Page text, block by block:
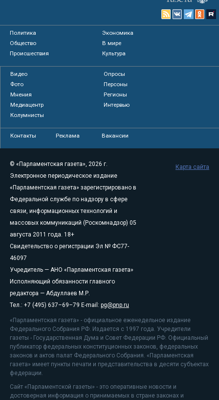
Политика
Экономика
Общество
В мире
Происшествия
Культура
Видео
Опросы
Фото
Персоны
Мнения
Регионы
Медиацентр
Интервью
Колумнисты
Контакты Реклама Вакансии
© «Парламентская газета», 2026 г.
Электронное периодическое издание
«Парламентская газета» зарегистрировано в
Федеральной службе по надзору в сфере
связи, информационных технологий и
массовых коммуникаций (Роскомнадзор) 05
августа 2011 года. 18+
Свидетельство о регистрации Эл № ФС77-
46097
Учредитель — АНО «Парламентская газета»
Исполняющий обязанности главного
редактора — Абдуллаев М.Р.
Тел.: +7 (495) 637–69–79 E-mail: pg@pnp.ru
«Парламентская газета» - официальное еженедельное издание
Федерального Собрания РФ. Издается с 1997 года. Учредители
газеты - Государственная Дума и Совет Федерации РФ. Официальный
публикатор федеральных конституционных законов, федеральных
законов и актов палат Федерального Собрания. «Парламентская
газета» имеет пункты печати и представительства в десяти субъектах
федерации.
Сайт «Парламентской газеты» - это оперативные новости и
достоверная информация о принимаемых в стране законах и
Карта сайта